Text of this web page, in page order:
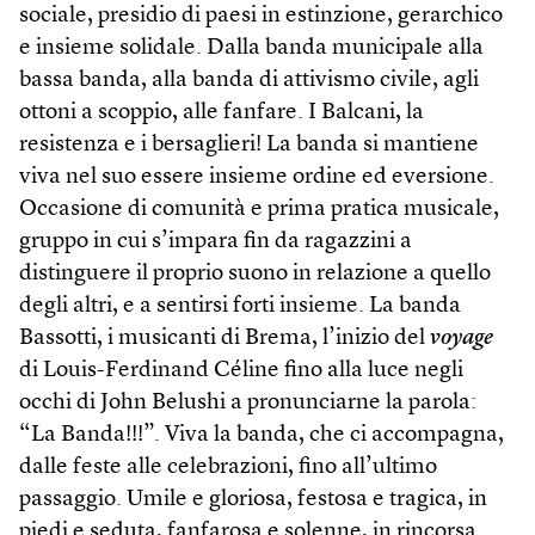
sociale, presidio di paesi in estinzione, gerarchico
e insieme solidale. Dalla banda municipale alla
bassa banda, alla banda di attivismo civile, agli
ottoni a scoppio, alle fanfare. I Balcani, la
resistenza e i bersaglieri! La banda si mantiene
viva nel suo essere insieme ordine ed eversione.
Occasione di comunità e prima pratica musicale,
gruppo in cui s’impara fin da ragazzini a
distinguere il proprio suono in relazione a quello
degli altri, e a sentirsi forti insieme. La banda
Bassotti, i musicanti di Brema, l’inizio del voyage
di Louis-Ferdinand Céline fino alla luce negli
occhi di John Belushi a pronunciarne la parola:
“La Banda!!!”. Viva la banda, che ci accompagna,
dalle feste alle celebrazioni, fino all’ultimo
passaggio. Umile e gloriosa, festosa e tragica, in